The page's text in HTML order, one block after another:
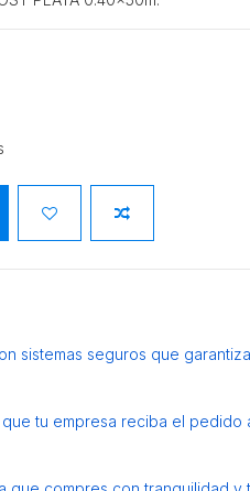
sistemas seguros que
tu empresa reciba el pedido